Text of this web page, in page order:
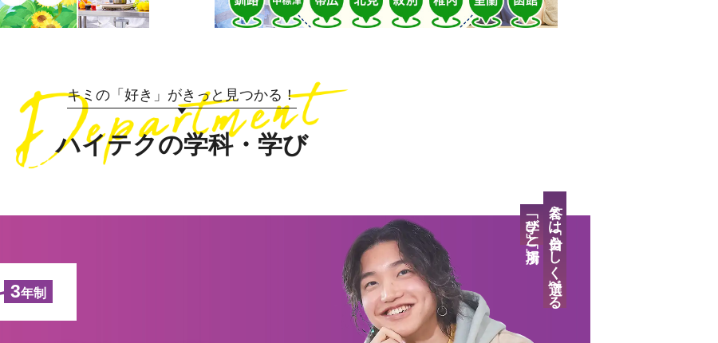
キミの「好き」がきっと見つかる！
ハイテクの学科・学び
3年制 答えは「自分らしく」選べる
「学び」と「場所」